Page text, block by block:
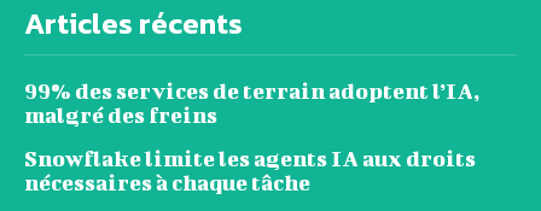
Articles récents
99% des services de terrain adoptent l’IA,
malgré des freins
Snowflake limite les agents IA aux droits
nécessaires à chaque tâche